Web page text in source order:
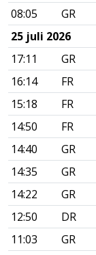
08:05
GR
25 juli 2026
17:11
GR
16:14
FR
15:18
FR
14:50
FR
14:40
GR
14:35
GR
14:22
GR
12:50
DR
11:03
GR